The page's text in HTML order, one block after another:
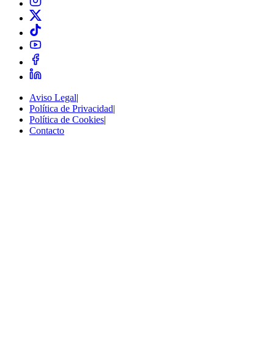
Aviso Legal|
Política de Privacidad|
Política de Cookies|
Contacto